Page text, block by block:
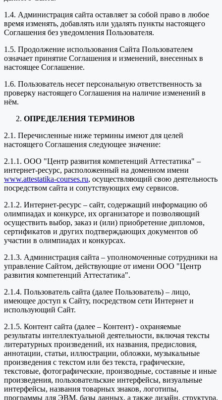
1.4. Администрация сайта оставляет за собой право в любое
время изменять, добавлять или удалять пункты настоящего
Соглашения без уведомления Пользователя.
1.5. Продолжение использования Сайта Пользователем
означает принятие Соглашения и изменений, внесенных в
настоящее Соглашение.
1.6. Пользователь несет персональную ответственность за
проверку настоящего Соглашения на наличие изменений в
нём.
ОПРЕДЕЛЕНИЯ ТЕРМИНОВ
2.1. Перечисленные ниже термины имеют для целей
настоящего Соглашения следующее значение:
2.1.1. ООО "Центр развития компетенций Аттестатика" –
интернет-ресурс, расположенный на доменном имени
www.attestatika-courses.ru, осуществляющий свою деятельность
посредством сайта и сопутствующих ему сервисов.
2.1.2. Интернет-ресурс – сайт, содержащий информацию об
олимпиадах и конкурсе, их организаторе и позволяющий
осуществить выбор, заказ и (или) приобретение дипломов,
сертификатов и других подтверждающих документов об
участии в олимпиадах и конкурсах.
2.1.3. Администрация сайта – уполномоченные сотрудники на
управление Сайтом, действующие от имени ООО "Центр
развития компетенций Аттестатика".
2.1.4. Пользователь сайта (далее Пользователь) – лицо,
имеющее доступ к Сайту, посредством сети Интернет и
использующий Сайт.
2.1.5. Контент сайта (далее – Контент) - охраняемые
результаты интеллектуальной деятельности, включая тексты
литературных произведений, их названия, предисловия,
аннотации, статьи, иллюстрации, обложки, музыкальные
произведения с текстом или без текста, графические,
текстовые, фотографические, производные, составные и иные
произведения, пользовательские интерфейсы, визуальные
интерфейсы, названия товарных знаков, логотипы,
программы для ЭВМ, базы данных, а также дизайн, структура,